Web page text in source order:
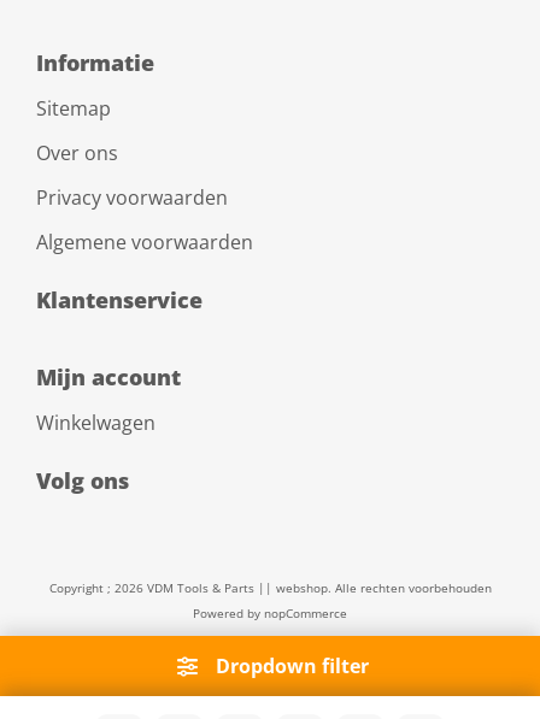
Dropdown filter
Informatie
Sitemap
Over ons
Privacy voorwaarden
Algemene voorwaarden
Klantenservice
Mijn account
Winkelwagen
Volg ons
Copyright ; 2026 VDM Tools & Parts || webshop. Alle rechten voorbehouden
Powered by nopCommerce